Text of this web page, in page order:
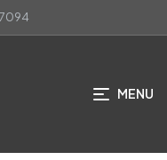
MENU
/ ÖZEL SERİ ÇATI